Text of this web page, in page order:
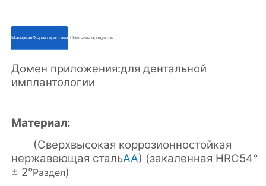
ㅤㅤМатериал/Характеристикиㅤㅤ ㅤㅤОписание продуктовㅤㅤ